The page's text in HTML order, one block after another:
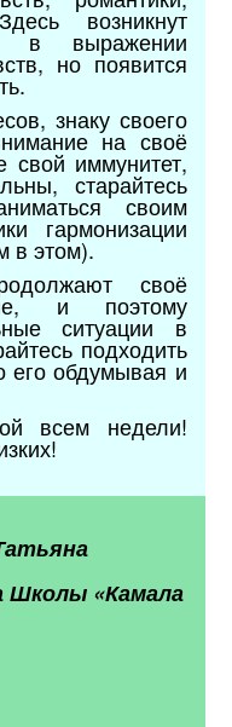
возникнут
в выражении
но появится
знаку своего
на своё
свой иммунитет,
старайтесь
своим
гармонизации
в этом).
своё
и поэтому
ситуации в
подходить
его обдумывая и
всем недели!
Школы «Камала